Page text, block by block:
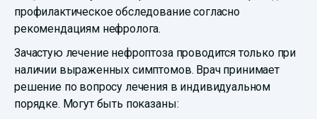
профилактическое обследование согласно
рекомендациям нефролога.
Зачастую лечение нефроптоза проводится только при
наличии выраженных симптомов. Врач принимает
решение по вопросу лечения в индивидуальном
порядке. Могут быть показаны: